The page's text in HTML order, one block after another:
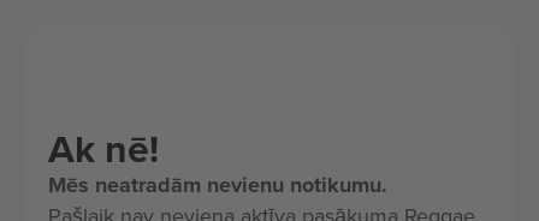
Ak nē!
Mēs neatradām nevienu notikumu.